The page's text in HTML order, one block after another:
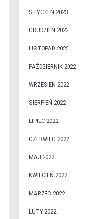
STYCZEŃ 2023
GRUDZIEŃ 2022
LISTOPAD 2022
PAŹDZIERNIK 2022
WRZESIEŃ 2022
SIERPIEŃ 2022
LIPIEC 2022
CZERWIEC 2022
MAJ 2022
KWIECIEŃ 2022
MARZEC 2022
LUTY 2022